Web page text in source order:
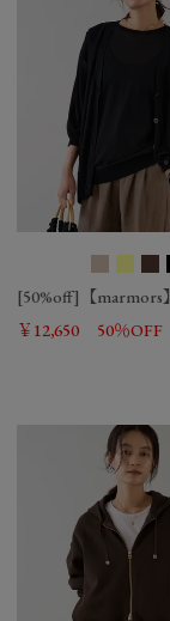
[50%off]【marmors
￥12,650
50％OFF